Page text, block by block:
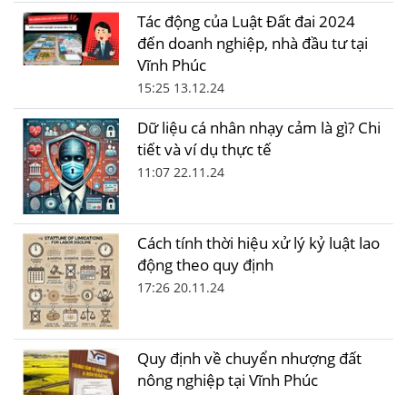
Tác động của Luật Đất đai 2024
đến doanh nghiệp, nhà đầu tư tại
Vĩnh Phúc
15:25 13.12.24
Dữ liệu cá nhân nhạy cảm là gì? Chi
tiết và ví dụ thực tế
11:07 22.11.24
Cách tính thời hiệu xử lý kỷ luật lao
động theo quy định
17:26 20.11.24
Quy định về chuyển nhượng đất
nông nghiệp tại Vĩnh Phúc